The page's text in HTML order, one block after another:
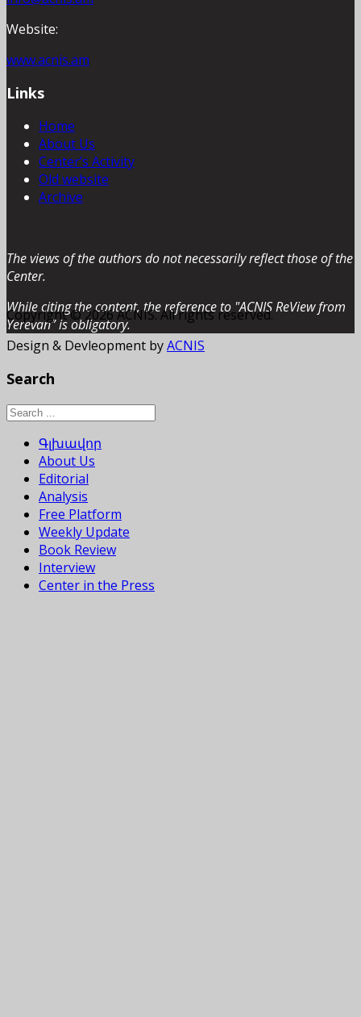
Website:
www.acnis.am
Links
Home
About Us
Center’s Activity
Old website
Archive
The views of the authors do not necessarily reflect those of the
Center.
While citing the content, the reference to "ACNIS ReView from
Yerevan” is obligatory.
Copyright © 2026 ACNIS. All rights reserved.
Design & Devleopment byACNIS
Search
Գլխավոր
About Us
Editorial
Analysis
Free Platform
Weekly Update
Book Review
Interview
Center in the Press